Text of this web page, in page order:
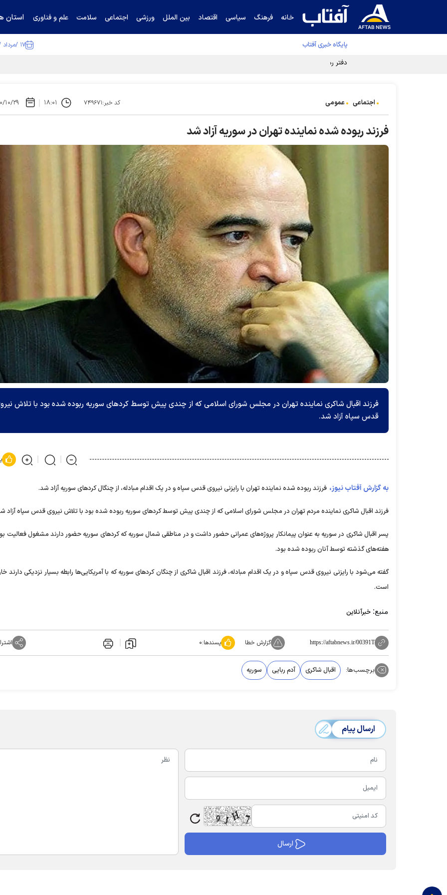
خانه فرهنگ سیاسی اقتصاد بین الملل ورزشی اجتماعی سلامت علم و فناوری استان
پایگاه خبری آفتاب ۱۷ /مرداد /۱۴۰۵
دفتر رهبر انقلاب ادعای خرازی درباره پزشکیان را تکذیب کرد
اجتماعی عمومی کد خبر:۷۴۹۶۷۱ ۱۸:۰۱ ۱۴۰۰/
فرزند ربوده شده نماینده تهران در سوریه آزاد شد
فرزند اقبال شاکری نماینده تهران در مجلس شورای اسلامی که از چندی پیش توسط کرد‌های سوریه ربوده شده بود با تلاش
قدس سپاه آزاد شد.
به گزارش آفتاب نیوز، فرزند ربوده شده نماینده تهران با رایزنی نیروی قدس سپاه و در یک اقدام مبادله، از چنگال کرد‌های سوریه آزاد شد.
فرزند اقبال شاکری نماینده مردم تهران در مجلس شورای اسلامی که از چندی پیش توسط کرد‌های سوریه ربوده شده بود با تلاش نیروی قدس سپاه آزاد
پسر اقبال شاکری در سوریه به عنوان پیمانکار پروژه‌های عمرانی حضور داشت و در مناطقی شمال سوریه که کرد‌های سوریه حضور دارند مشغول فعالیت
هفته‌های گذشته توسط آنان ربوده شده بود.
گفته می‌شود با رایزنی نیروی قدس سپاه و در یک اقدام مبادله، فرزند اقبال شاکری از چنگان کرد‌های سوریه که با آمریکایی‌ها رابطه بسیار نزدیکی دارند
است.
منبع: خبرآنلاین
https://aftabnews.ir/00391T گزارش خطا پسندها:۰
برچسب‌ها: اقبال شاکری آدم ربایی سوریه
ارسال پیام